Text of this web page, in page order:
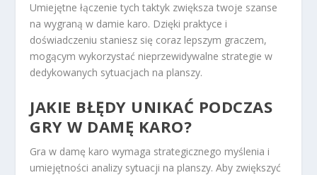
Umiejętne łączenie tych taktyk zwiększa twoje szanse
na wygraną w damie karo. Dzięki praktyce i
doświadczeniu staniesz się coraz lepszym graczem,
mogącym wykorzystać nieprzewidywalne strategie w
dedykowanych sytuacjach na planszy.
JAKIE BŁĘDY UNIKAĆ PODCZAS
GRY W DAMĘ KARO?
Gra w damę karo wymaga strategicznego myślenia i
umiejętności analizy sytuacji na planszy. Aby zwiększyć